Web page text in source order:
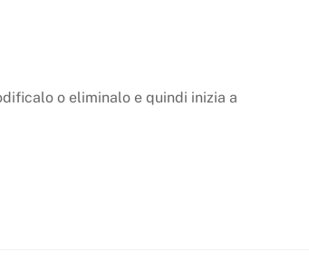
o eliminalo e quindi inizia a